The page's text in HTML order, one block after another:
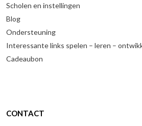
Scholen en instellingen
Blog
Ondersteuning
Interessante links spelen – leren –
Cadeaubon
CONTACT